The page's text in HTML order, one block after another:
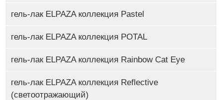
гель-лак ELPAZA коллекция Pastel
гель-лак ELPAZA коллекция POTAL
гель-лак ELPAZA коллекция Rainbow Cat Eye
гель-лак ELPAZA коллекция Reflective
(светоотражающий)